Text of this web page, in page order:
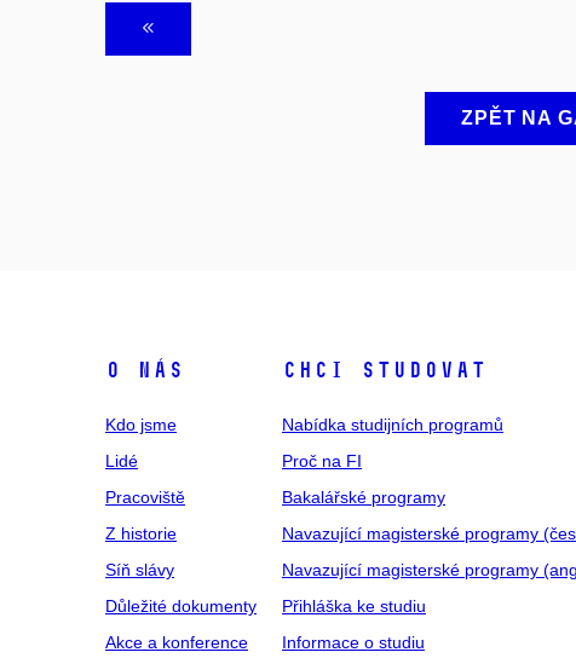
ZPĚT NA
O NÁS
Kdo jsme
Lidé
Pracoviště
Z historie
Síň slávy
Důležité dokumenty
Akce a konference
CHCI STUDOVAT
Nabídka studijních programů
Proč na FI
Bakalářské programy
Navazující magisterské programy
Navazující magisterské programy
Přihláška ke studiu
Informace o studiu